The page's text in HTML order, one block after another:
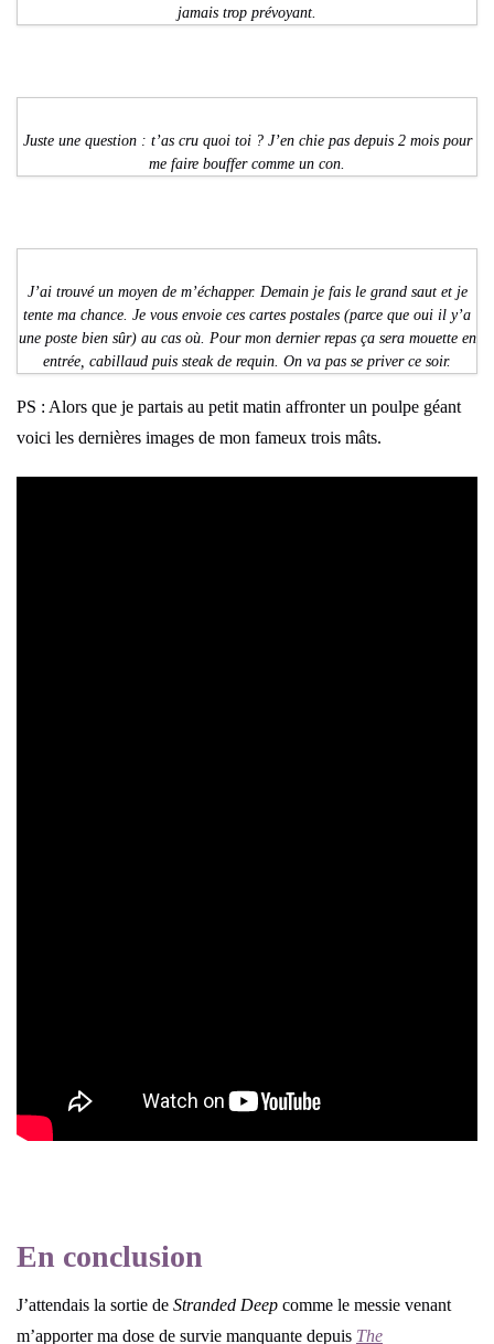
jamais trop prévoyant.
Juste une question : t’as cru quoi toi ? J’en chie pas depuis 2 mois pour
me faire bouffer comme un con.
J’ai trouvé un moyen de m’échapper. Demain je fais le grand saut et je
tente ma chance. Je vous envoie ces cartes postales (parce que oui il y’a
une poste bien sûr) au cas où. Pour mon dernier repas ça sera mouette en
entrée, cabillaud puis steak de requin. On va pas se priver ce soir.
PS : Alors que je partais au petit matin affronter un poulpe géant
voici les dernières images de mon fameux trois mâts.
En conclusion
J’attendais la sortie de Stranded Deep comme le messie venant
m’apporter ma dose de survie manquante depuis The